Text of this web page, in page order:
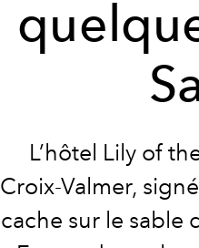
L’hôtel Lily of
Croix-Valmer,
cache sur le sable